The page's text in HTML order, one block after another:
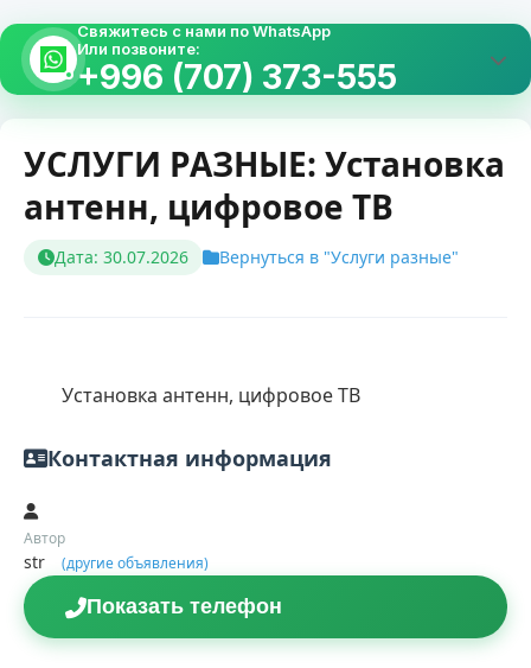
Свяжитесь с нами по WhatsApp
Или позвоните:
+996 (707) 373-555
УСЛУГИ РАЗНЫЕ: Установка
антенн, цифровое ТВ
Дата: 30.07.2026 Вернуться в "Услуги разные"
        Установка антенн, цифровое ТВ
Контактная информация
Автор
str (другие объявления)
Показать телефон